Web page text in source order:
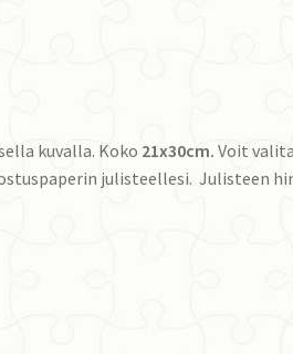
kuvalla. Koko 21x30cm. Voit
julisteellesi. Julisteen